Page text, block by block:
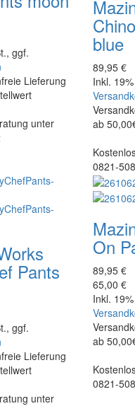
ggf.
Lieferung
unter
blue
89,95 €
Inkl.
ab
0821-
Pants
ggf.
Lieferung
unter
On
89,95 €
65,00 €
Inkl.
ab
0821-